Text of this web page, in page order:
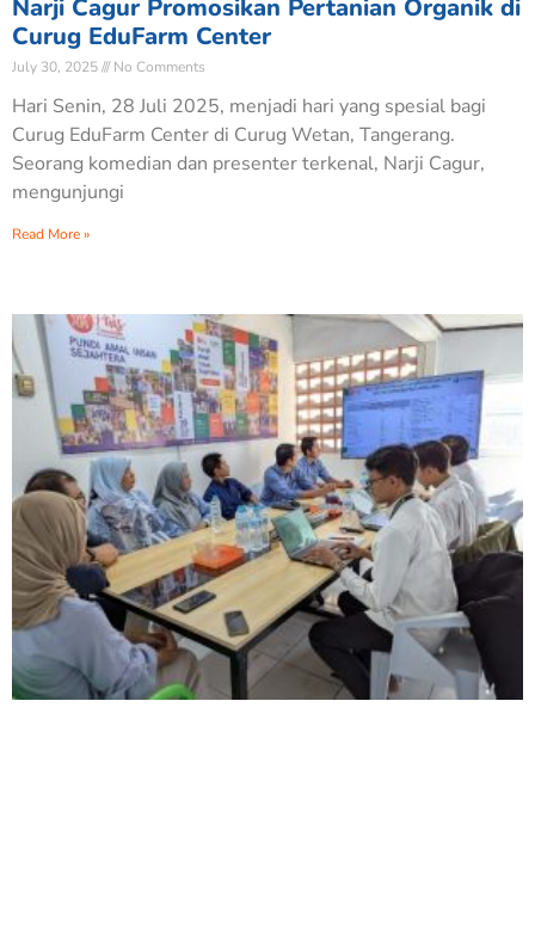
Narji Cagur Promosikan Pertanian Organik di
Curug EduFarm Center
July 30, 2025 No Comments
Hari Senin, 28 Juli 2025, menjadi hari yang spesial bagi
Curug EduFarm Center di Curug Wetan, Tangerang.
Seorang komedian dan presenter terkenal, Narji Cagur,
mengunjungi
Read More »